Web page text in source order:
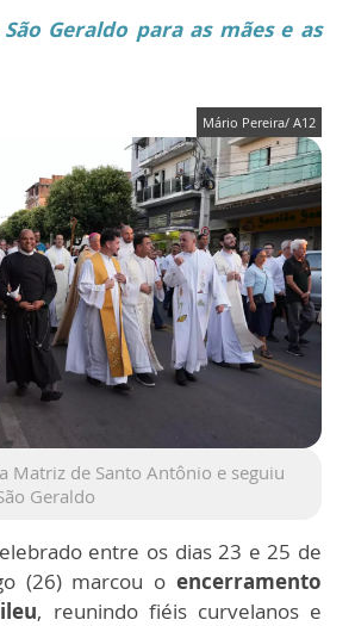
Geraldo para as mães e as
Mário Pereira/ A12
Matriz de Santo Antônio e seguiu
Geraldo
entre os dias 23 e 25 de
(26) marcou o encerramento
, reunindo fiéis curvelanos e